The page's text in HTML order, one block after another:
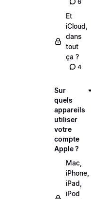
Et
iCloud,
dans
tout
ça ?
4
Sur
quels
appareils
utiliser
votre
compte
Apple ?
Mac,
iPhone,
iPad,
iPod